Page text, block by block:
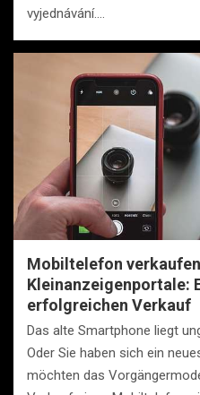
vyjednávání.…
Mobiltelefon
Kleinanzeigenportale:
erfolgreichen Verkauf
Das alte Smartphone liegt
Oder Sie haben sich ein
möchten das